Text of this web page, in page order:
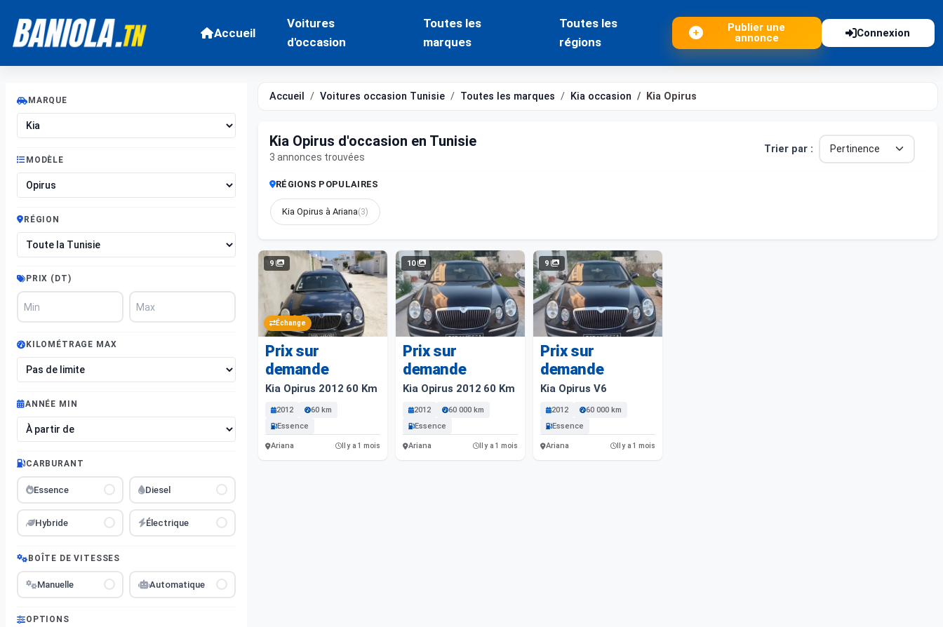
Accueil
Voitures
d'occasion
Toutes les
marques
Toutes les
régions
Publier une
annonce
Connexion
MARQUE
MODÈLE
RÉGION
PRIX (DT)
KILOMÉTRAGE MAX
ANNÉE MIN
CARBURANT
Essence Diesel
Hybride Électrique
BOÎTE DE VITESSES
Manuelle Automatique
OPTIONS
Accueil Voitures occasion Tunisie Toutes les marques Kia occasion Kia Opirus
Kia Opirus d'occasion en Tunisie
3 annonces trouvées
Trier par :
RÉGIONS POPULAIRES
Kia Opirus à Ariana(3)
9
Échange
Prix sur
demande
Kia Opirus 2012 60 Km
2012
60 km
Essence
Ariana Il y a 1 mois
10
Prix sur
demande
Kia Opirus 2012 60 Km
2012
60 000 km
Essence
Ariana Il y a 1 mois
9
Prix sur
demande
Kia Opirus V6
2012
60 000 km
Essence
Ariana Il y a 1 mois